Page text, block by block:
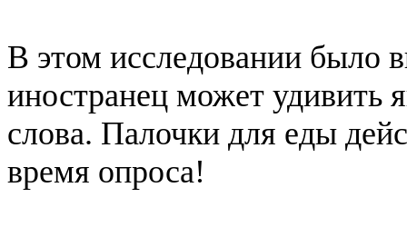
В этом исследовании было
иностранец может удивить
слова. Палочки для еды
время опроса!